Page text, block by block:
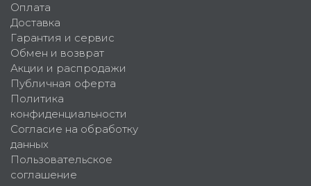
Оплата
Доставка
Гарантия и сервис
Обмен и возврат
Акции и распродажи
Публичная оферта
Политика
конфиденциальности
Согласие на обработку
данных
Пользовательское
соглашение